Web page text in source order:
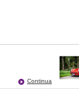
Continua